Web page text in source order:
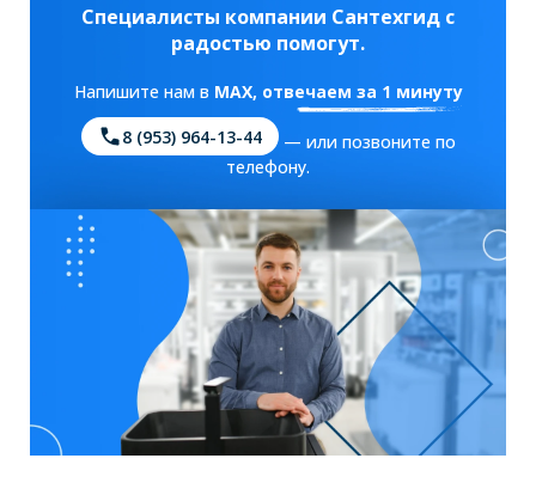
Специалисты компании Сантехгид с
радостью помогут.
Напишите нам в MAX, отвечаем за 1 минуту
8 (953) 964-13-44
— или позвоните по
телефону.